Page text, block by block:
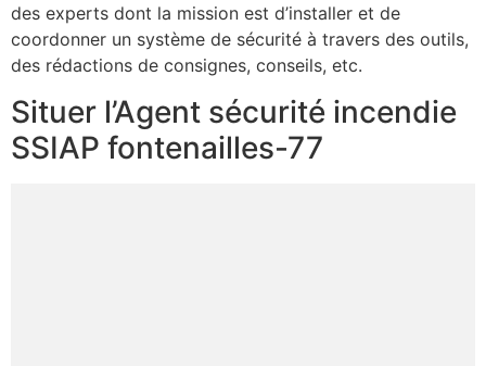
des experts dont la mission est d’installer et de
coordonner un système de sécurité à travers des outils,
des rédactions de consignes, conseils, etc.
Situer l’Agent sécurité incendie
SSIAP fontenailles-77